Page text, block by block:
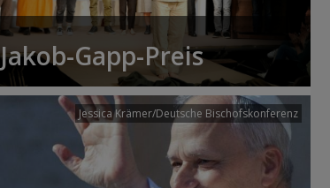
Jakob-Gapp-Preis
Jessica Krämer/Deutsche Bischofskonferenz